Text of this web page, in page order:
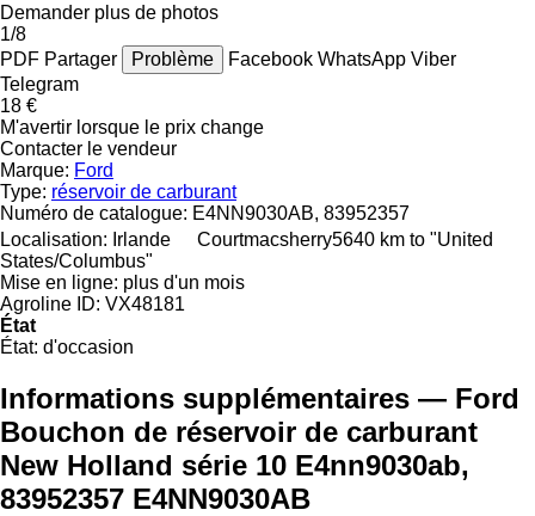
Demander plus de photos
1/8
PDF Partager Problème Facebook WhatsApp Viber
Telegram
18 €
M'avertir lorsque le prix change
Contacter le vendeur
Marque: Ford
Type: réservoir de carburant
Numéro de catalogue: E4NN9030AB, 83952357
Localisation: Irlande Courtmacsherry5640 km to "United
States/Columbus"
Mise en ligne: plus d'un mois
Agroline ID: VX48181
État
État: d'occasion
Informations supplémentaires — Ford
Bouchon de réservoir de carburant
New Holland série 10 E4nn9030ab,
83952357 E4NN9030AB